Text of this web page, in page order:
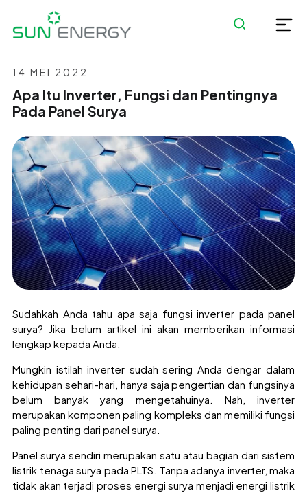
14 MEI 2022
Apa Itu Inverter, Fungsi dan Pentingnya
Pada Panel Surya
Sudahkah Anda tahu apa saja fungsi inverter pada panel
surya? Jika belum artikel ini akan memberikan informasi
lengkap kepada Anda.
Mungkin istilah inverter sudah sering Anda dengar dalam
kehidupan sehari-hari, hanya saja pengertian dan fungsinya
belum banyak yang mengetahuinya. Nah, inverter
merupakan komponen paling kompleks dan memiliki fungsi
paling penting dari panel surya.
Panel surya sendiri merupakan satu atau bagian dari sistem
listrik tenaga surya pada PLTS. Tanpa adanya inverter, maka
tidak akan terjadi proses energi surya menjadi energi listrik